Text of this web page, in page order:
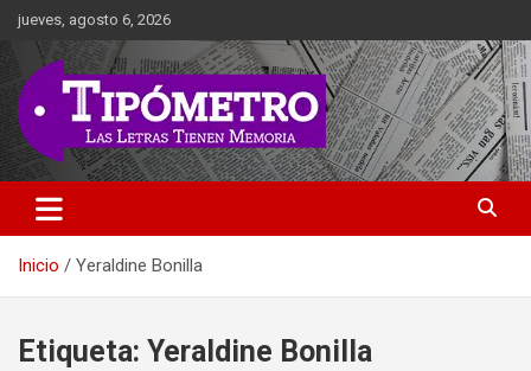
Saltar
contenido
jueves, agosto 6, 2026
Tipometro
Las Letras Tienen Memoria
Inicio Yeraldine Bonilla
Etiqueta: Yeraldine Bonilla